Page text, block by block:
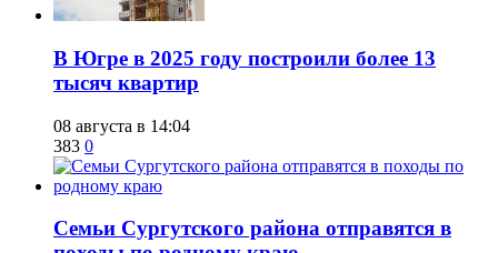
​В Югре в 2025 году построили более 13
тысяч квартир
08 августа в 14:04
383 0
​Семьи Сургутского района отправятся в